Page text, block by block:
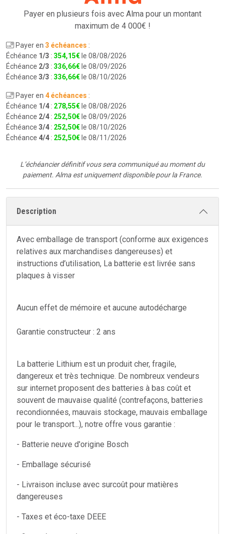
Payer en plusieurs fois avec Alma pour un montant
maximum de 4 000€ !
Payer en 3 échéances :
Échéance 1/3 : 354,15€ le 08/08/2026
Échéance 2/3 : 336,66€ le 08/09/2026
Échéance 3/3 : 336,66€ le 08/10/2026
Payer en 4 échéances :
Échéance 1/4 : 278,55€ le 08/08/2026
Échéance 2/4 : 252,50€ le 08/09/2026
Échéance 3/4 : 252,50€ le 08/10/2026
Échéance 4/4 : 252,50€ le 08/11/2026
L’échéancier définitif vous sera communiqué au moment du
paiement. Alma est uniquement disponible pour la France.
Description
Avec emballage de transport (conforme aux exigences
relatives aux marchandises dangereuses) et
instructions d’utilisation, La batterie est livrée sans
plaques à visser
Aucun effet de mémoire et aucune autodécharge
Garantie constructeur : 2 ans
La batterie Lithium est un produit cher, fragile,
dangereux et très technique. De nombreux vendeurs
sur internet proposent des batteries à bas coût et
souvent de mauvaise qualité (contrefaçons, batteries
recondionnées, mauvais stockage, mauvais emballage
pour le transport...), notre offre vous garantie :
- Batterie neuve d'origine Bosch
- Emballage sécurisé
- Livraison incluse avec surcoût pour matières
dangereuses
- Taxes et éco-taxe DEEE